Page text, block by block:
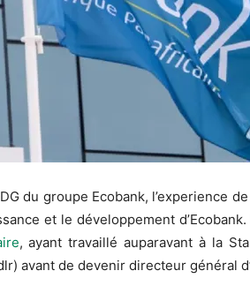
du groupe Ecobank, l’experience
et le développement
, ayant travaillé auparavant à la
avant de devenir directeur général